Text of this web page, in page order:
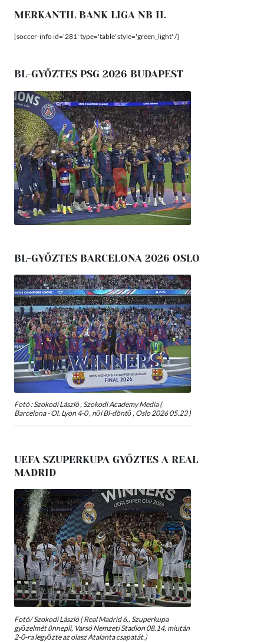
MERKANTIL BANK LIGA NB II.
[soccer-info id='281' type='table' style='green_light' /]
BL-GYŐZTES PSG 2026 BUDAPEST
BL-GYŐZTES BARCELONA 2026 OSLO
Fotó : Szokodi László , Szokodi Academy Media (
Barcelona - Ol. Lyon 4-0 , női Bl-döntő , Oslo 2026 05.23 )
UEFA SZUPERKUPA GYŐZTES A REAL
MADRID
Fotó/ Szokodi László ( Real Madrid 6., Szuperkupa
győzelmét ünnepli, Varsó Nemzeti Stadion 08.14, miután
2-0-ra legyőzte az olasz Atalanta csapatát.)